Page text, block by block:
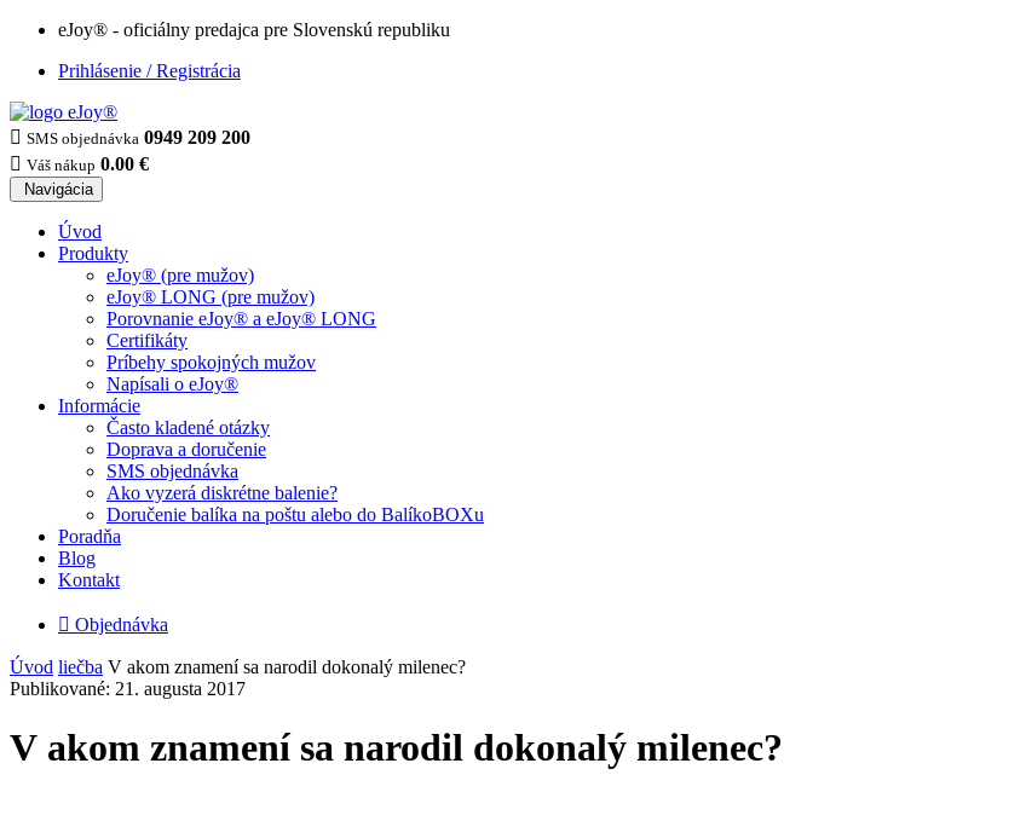
eJoy® - oficiálny predajca pre Slovenskú republiku
Prihlásenie / Registrácia
 SMS objednávka 0949 209 200
 Váš nákup 0.00 €
Navigácia
Úvod
Produkty
eJoy® (pre mužov)
eJoy® LONG (pre mužov)
Porovnanie eJoy® a eJoy® LONG
Certifikáty
Príbehy spokojných mužov
Napísali o eJoy®
Informácie
Často kladené otázky
Doprava a doručenie
SMS objednávka
Ako vyzerá diskrétne balenie?
Doručenie balíka na poštu alebo do BalíkoBOXu
Poradňa
Blog
Kontakt
 Objednávka
Úvod liečba V akom znamení sa narodil dokonalý milenec?
Publikované: 21. augusta 2017
V akom znamení sa narodil dokonalý milenec?